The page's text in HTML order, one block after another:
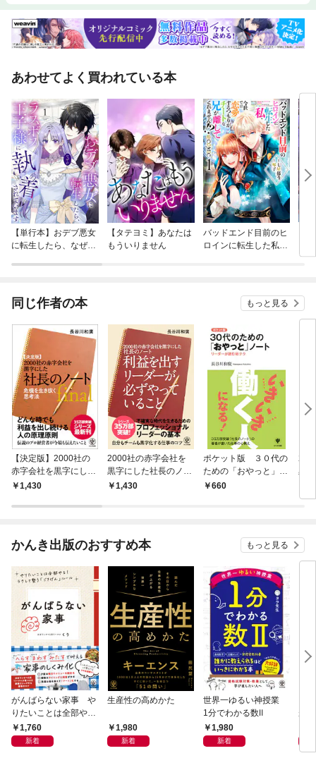
あわせてよく買われている本
【単行本】おデブ悪女
に転生したら、なぜか
【タテヨミ】あなたは
もういりません
バッドエンド目前のヒ
ロインに転生した私、
同じ作者の本 もっと見る
【決定版】2000社の
赤字会社を黒字にした
社長のノートfinal
1,430
2000社の赤字会社を
黒字にした社長のノー
ト利益を出すリーダー
1,430
ポケット版 ３０代の
ための「おやっと」ノ
ート660
黒
かんき出版のおすすめ本 もっと見る
がんばらない家事 や
りたいことは全部や
る！ラクして整う「ご
きげん」ルール
1,760
新着
生産性の高めかた
1,980
新着
世界一ゆるい神授業
1分でわかる数Ⅱ
1,980
新着
が